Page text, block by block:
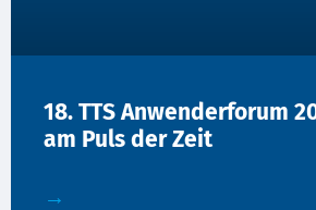
18. TTS Anwenderforum
am Puls der Zeit
→